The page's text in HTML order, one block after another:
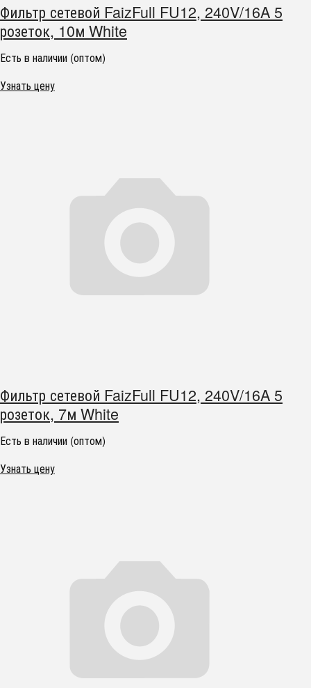
Фильтр сетевой FaizFull FU12, 240V/16A 5
розеток, 10м White
Есть в наличии (оптом)
Узнать цену
Фильтр сетевой FaizFull FU12, 240V/16A 5
розеток, 7м White
Есть в наличии (оптом)
Узнать цену